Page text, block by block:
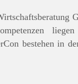
bestehen in